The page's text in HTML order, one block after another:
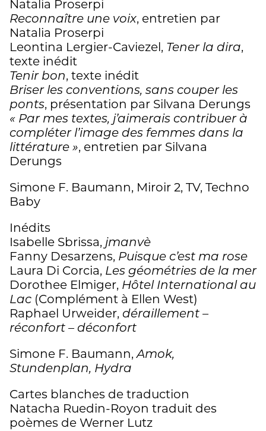
Natalia Proserpi
Reconnaître une voix, entretien par
Natalia Proserpi
Leontina Lergier-Caviezel, Tener la dira,
texte inédit
Tenir bon, texte inédit
Briser les conventions, sans couper les
ponts, présentation par Silvana Derungs
« Par mes textes, j’aimerais contribuer à
compléter l’image des femmes dans la
littérature », entretien par Silvana
Derungs
Simone F. Baumann, Miroir 2, TV, Techno
Baby
Inédits
Isabelle Sbrissa, jmanvè
Fanny Desarzens, Puisque c’est ma rose
Laura Di Corcia, Les géométries de la mer
Dorothee Elmiger, Hôtel International au
Lac (Complément à Ellen West)
Raphael Urweider, déraillement –
réconfort – déconfort
Simone F. Baumann,Amok,
Stundenplan, Hydra
Cartes blanches de traduction
Natacha Ruedin-Royon traduit des
poèmes de Werner Lutz